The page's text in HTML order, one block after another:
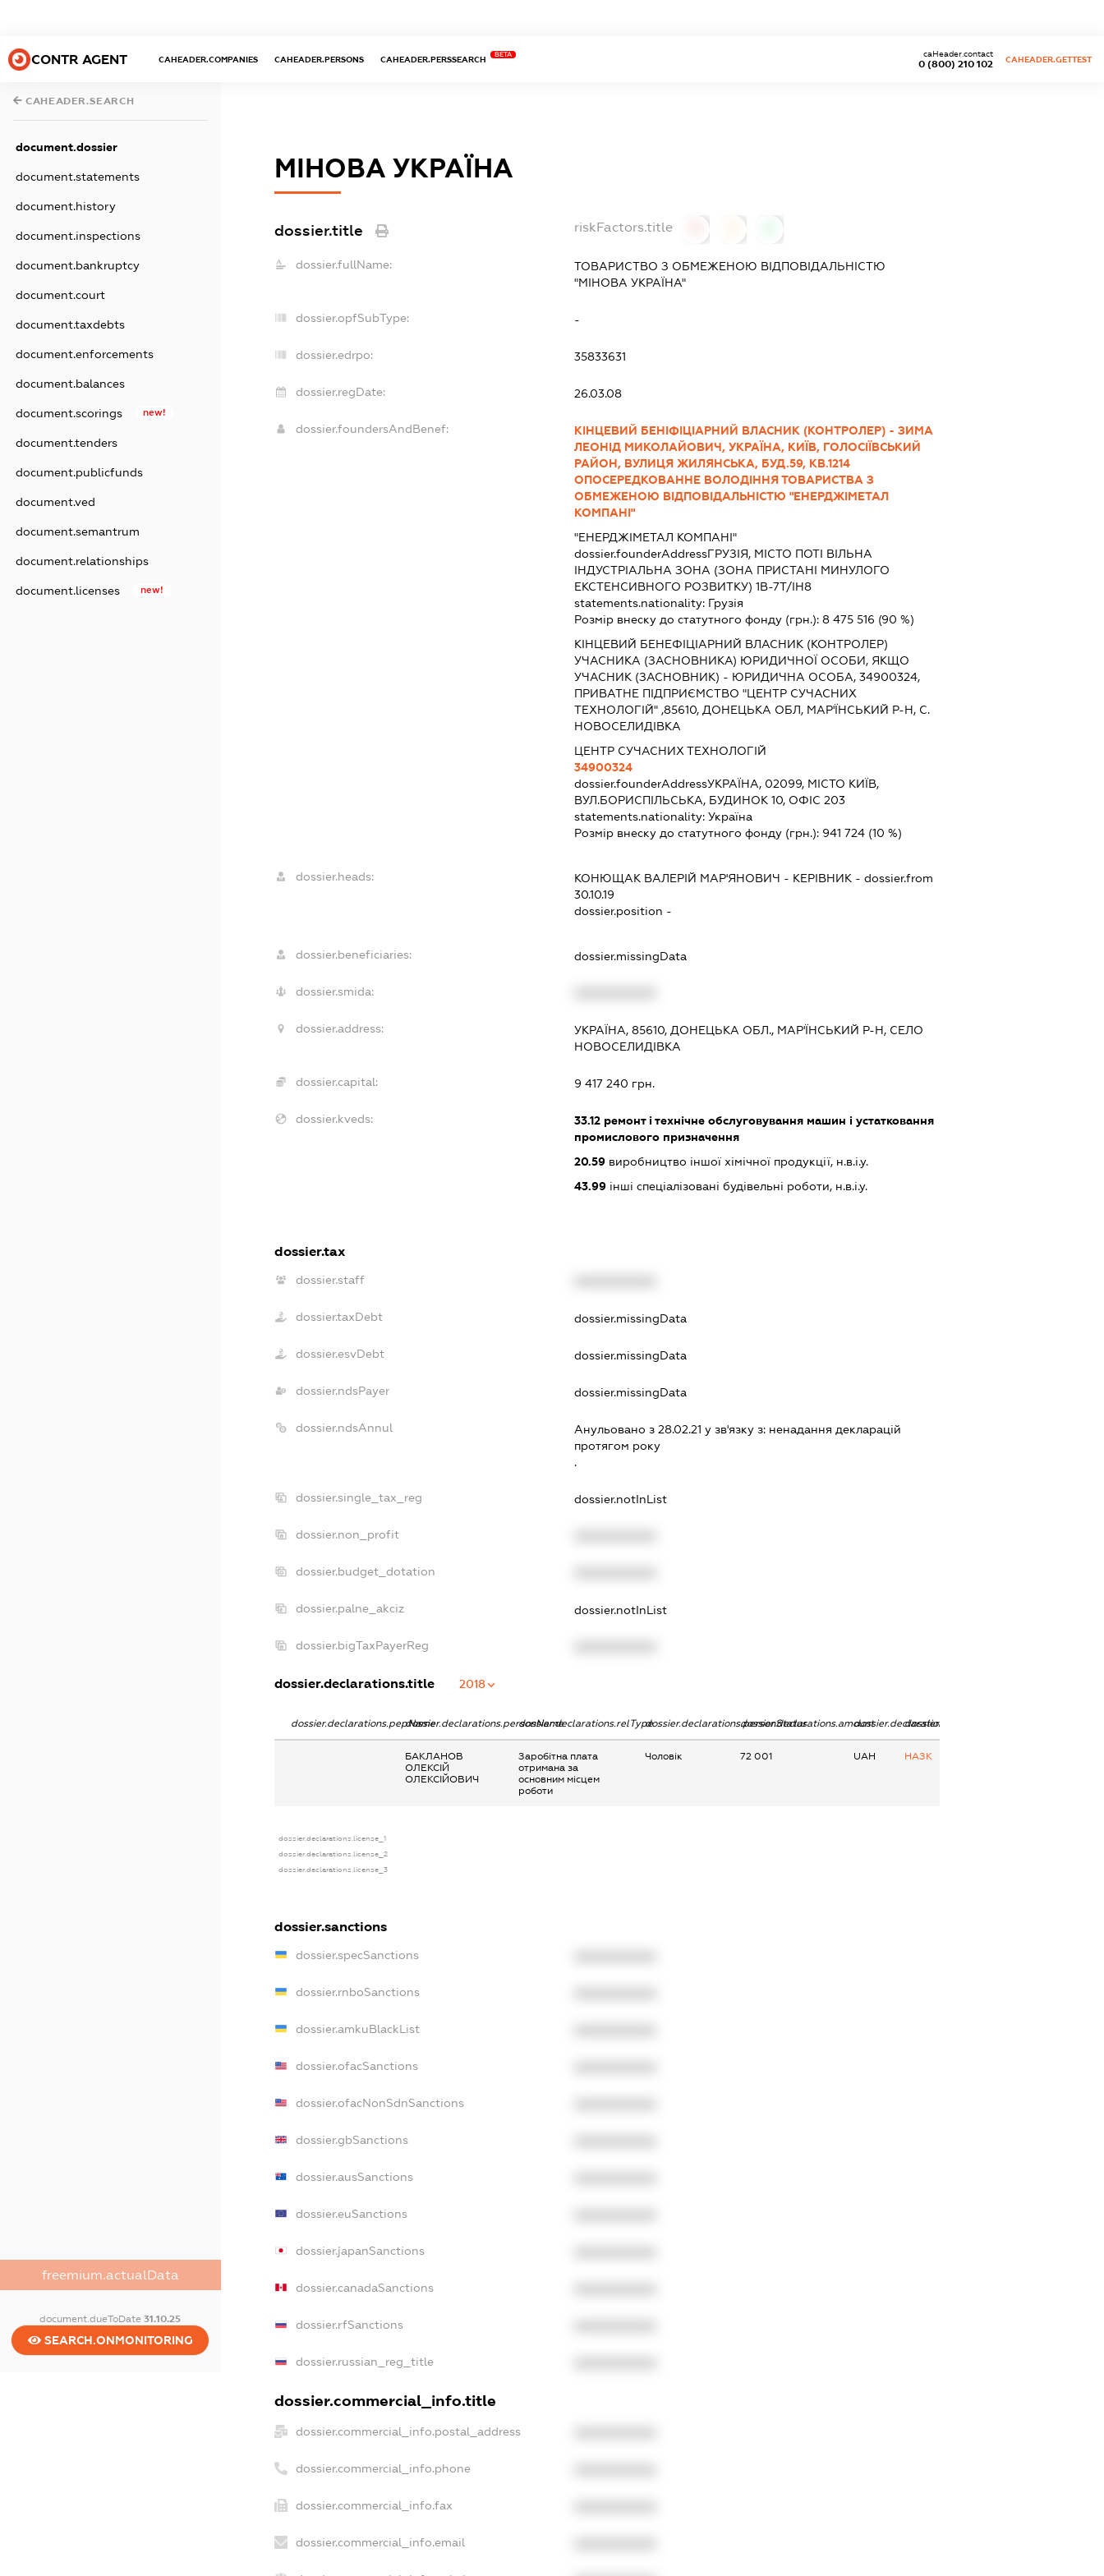
CONTR AGENT CAHEADER.COMPANIES CAHEADER.PERSONS CAHEADER.PERSSEARCH
BETA
0 (800) 210 102
caHeader.contact
CAHEADER.GETTEST
CAHEADER.SEARCH
document.dossier
document.statements
document.history
document.inspections
document.bankruptcy
document.court
document.taxdebts
document.enforcements
document.balances
document.scorings new!
document.tenders
document.publicfunds
document.ved
document.semantrum
document.relationships
document.licenses new!
freemium.actualData
document.dueToDate31.10.25
SEARCH.ONMONITORING
МІНОВА УКРАЇНА
dossier.title riskFactors.title
dossier.fullName:
ТОВАРИСТВО З ОБМЕЖЕНОЮ ВІДПОВІДАЛЬНІСТЮ
"МІНОВА УКРАЇНА"
dossier.opfSubType: -
dossier.edrpo: 35833631
dossier.regDate: 26.03.08
dossier.foundersAndBenef:
КІНЦЕВИЙ БЕНІФІЦІАРНИЙ ВЛАСНИК (КОНТРОЛЕР) - ЗИМА
ЛЕОНІД МИКОЛАЙОВИЧ, УКРАЇНА, КИЇВ, ГОЛОСІЇВСЬКИЙ
РАЙОН, ВУЛИЦЯ ЖИЛЯНСЬКА, БУД.59, КВ.1214
ОПОСЕРЕДКОВАННЕ ВОЛОДІННЯ ТОВАРИСТВА З
ОБМЕЖЕНОЮ ВІДПОВІДАЛЬНІСТЮ "ЕНЕРДЖІМЕТАЛ
КОМПАНІ"
"ЕНЕРДЖІМЕТАЛ КОМПАНІ"
dossier.founderAddressГРУЗІЯ, МІСТО ПОТІ ВІЛЬНА
ІНДУСТРІАЛЬНА ЗОНА (ЗОНА ПРИСТАНІ МИНУЛОГО
ЕКСТЕНСИВНОГО РОЗВИТКУ) 1В-7Т/ІН8
statements.nationality: Грузія
Розмір внеску до статутного фонду (грн.): 8 475 516 (90 %)
КІНЦЕВИЙ БЕНЕФІЦІАРНИЙ ВЛАСНИК (КОНТРОЛЕР)
УЧАСНИКА (ЗАСНОВНИКА) ЮРИДИЧНОЇ ОСОБИ, ЯКЩО
УЧАСНИК (ЗАСНОВНИК) - ЮРИДИЧНА ОСОБА, 34900324,
ПРИВАТНЕ ПІДПРИЄМСТВО "ЦЕНТР СУЧАСНИХ
ТЕХНОЛОГІЙ" ,85610, ДОНЕЦЬКА ОБЛ, МАР'ЇНСЬКИЙ Р-Н, С.
НОВОСЕЛИДІВКА
ЦЕНТР СУЧАСНИХ ТЕХНОЛОГІЙ
34900324
dossier.founderAddressУКРАЇНА, 02099, МІСТО КИЇВ,
ВУЛ.БОРИСПІЛЬСЬКА, БУДИНОК 10, ОФІС 203
statements.nationality: Україна
Розмір внеску до статутного фонду (грн.): 941 724(10 %)
dossier.heads: КОНЮЩАК ВАЛЕРІЙ МАР'ЯНОВИЧ - КЕРІВНИК- dossier.from
30.10.19
dossier.position -
dossier.beneficiaries: dossier.missingData
dossier.smida:
dossier.address:
УКРАЇНА, 85610, ДОНЕЦЬКА ОБЛ., МАР'ЇНСЬКИЙ Р-Н, СЕЛО
НОВОСЕЛИДІВКА
dossier.capital: 9 417 240 грн.
dossier.kveds: 33.12ремонт і технічне обслуговування машин і устатковання
промислового призначення
20.59виробництво іншої хімічної продукції, н.в.і.у.
43.99інші спеціалізовані будівельні роботи, н.в.і.у.
dossier.tax
dossier.staff
dossier.taxDebt dossier.missingData
dossier.esvDebt dossier.missingData
dossier.ndsPayer dossier.missingData
dossier.ndsAnnul Анульовано з 28.02.21 у зв'язку з: ненадання декларацiй
протягом року
.
dossier.single_tax_reg dossier.notInList
dossier.non_profit
dossier.budget_dotation
dossier.palne_akciz dossier.notInList
dossier.bigTaxPayerReg
dossier.declarations.title 2018
dossier.declarations.pepNamedossier.declarations.personNamedossier.declarations.relTypedossier.declarations.personStatusdossier.declarations.amountdossier.declarations.currency
dossier.declarations.source
БАКЛАНОВ
ОЛЕКСІЙ
ОЛЕКСІЙОВИЧ
Заробітна плата
отримана за
основним місцем
роботи
Чоловік 72 001 UAH НАЗК
dossier.declarations.license_1
dossier.declarations.license_2
dossier.declarations.license_3
dossier.sanctions
dossier.specSanctions
dossier.rnboSanctions
dossier.amkuBlackList
dossier.ofacSanctions
dossier.ofacNonSdnSanctions
dossier.gbSanctions
dossier.ausSanctions
dossier.euSanctions
dossier.japanSanctions
dossier.canadaSanctions
dossier.rfSanctions
dossier.russian_reg_title
dossier.commercial_info.title
dossier.commercial_info.postal_address
dossier.commercial_info.phone
dossier.commercial_info.fax
dossier.commercial_info.email